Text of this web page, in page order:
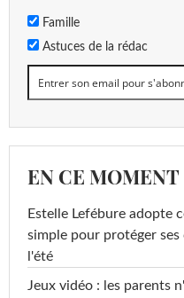
Famille
Astuces de la rédac
EN CE MOMENT
Estelle Lefébure adopte
simple pour protéger
l'été
Jeux vidéo : les parents